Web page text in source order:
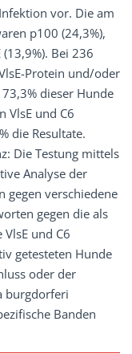
vor. Die am
p100 (24,3%),
Bei 236
Protein und/oder
dieser Hunde
VlsE und C6
die Resultate.
Die Testung mittels
Analyse der
gegen verschiedene
gegen die als
und C6
getesteten Hunde
oder der
burgdorferi
Banden